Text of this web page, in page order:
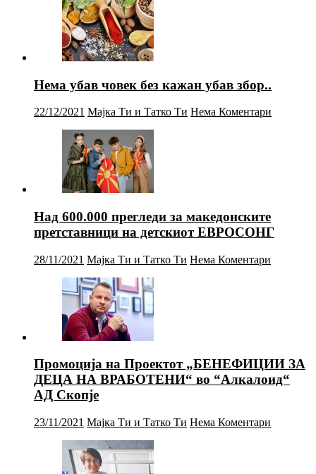
Нема убав човек без кажан убав збор..
22/12/2021 Мајка Ти и Татко Ти Нема Коментари
Над 600.000 прегледи за македонските
претставници на детскиот ЕВРОСОНГ
28/11/2021 Мајка Ти и Татко Ти Нема Коментари
Промоција на Проектот „БЕНЕФИЦИИ ЗА
ДЕЦА НА ВРАБОТЕНИ“ во “Алкалоид“
АД Скопје
23/11/2021 Мајка Ти и Татко Ти Нема Коментари